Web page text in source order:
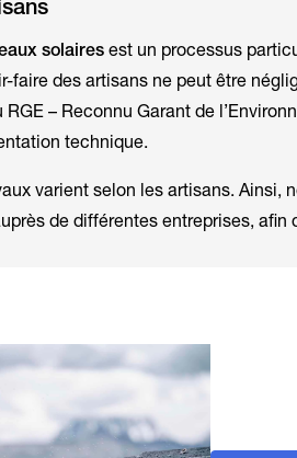
solairesest un processus
faire des artisans ne peut être
RGE – Reconnu Garant de
technique.
varient selon les artisans. Ainsi,
de différentes entreprises, afin